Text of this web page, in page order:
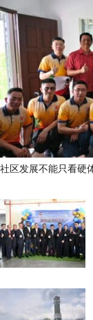
社区发展不能只看硬